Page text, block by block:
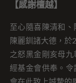
【感謝檀越】
至心隨喜陳清和、
陳麗釧諸大德，於
之怒黑金剛亥母
經基金會供奉。